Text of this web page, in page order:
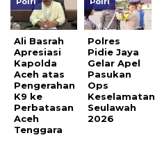
Ali Basrah
Apresiasi
Kapolda
Aceh atas
Pengerahan
K9 ke
Perbatasan
Aceh
Tenggara
Polres
Pidie Jaya
Gelar Apel
Pasukan
Ops
Keselamatan
Seulawah
2026